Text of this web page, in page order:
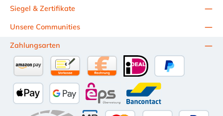
Unsere Communities
Siegel & Zertifikate
Zahlungsarten
Kauf auf Rechnung (10 Tage Netto)
iDEAL
Apple Pay Google Pay eps Bancontact
Amazon PayVorkasse per Überweisung